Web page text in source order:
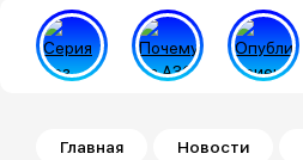
Строка навигации
Главная Новости